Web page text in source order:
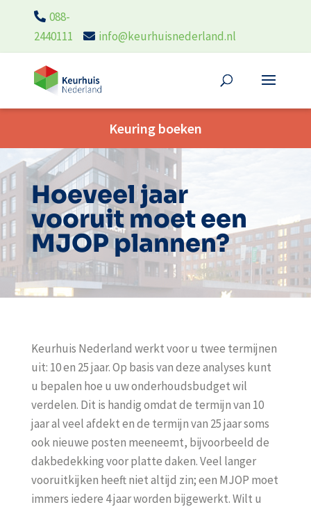
088-
2440111
info@keurhuisnederland.nl
Keuring boeken
Hoeveel jaar
vooruit moet een
MJOP plannen?
Keurhuis Nederland werkt voor u twee termijnen
uit: 10 en 25 jaar. Op basis van deze analyses kunt
u bepalen hoe u uw onderhoudsbudget wil
verdelen. Dit is handig omdat de termijn van 10
jaar al veel afdekt en de termijn van 25 jaar soms
ook nieuwe posten meeneemt, bijvoorbeeld de
dakbedekking voor platte daken. Veel langer
vooruitkijken heeft niet altijd zin; een MJOP moet
immers iedere 4 jaar worden bijgewerkt. Wilt u